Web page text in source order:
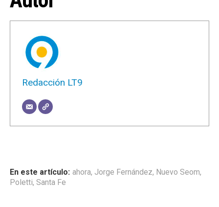
Redacción LT9
ahora, Jorge Fernández, Nuevo Seom,
Poletti, Santa Fe